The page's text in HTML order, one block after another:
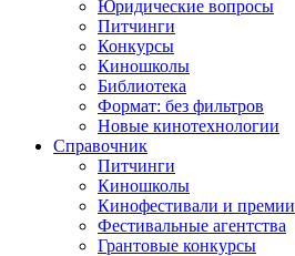
Юридические вопросы
Питчинги
Конкурсы
Киношколы
Библиотека
Формат: без фильтров
Новые кинотехнологии
Справочник
Питчинги
Киношколы
Кинофестивали и премии
Фестивальные агентства
Грантовые конкурсы